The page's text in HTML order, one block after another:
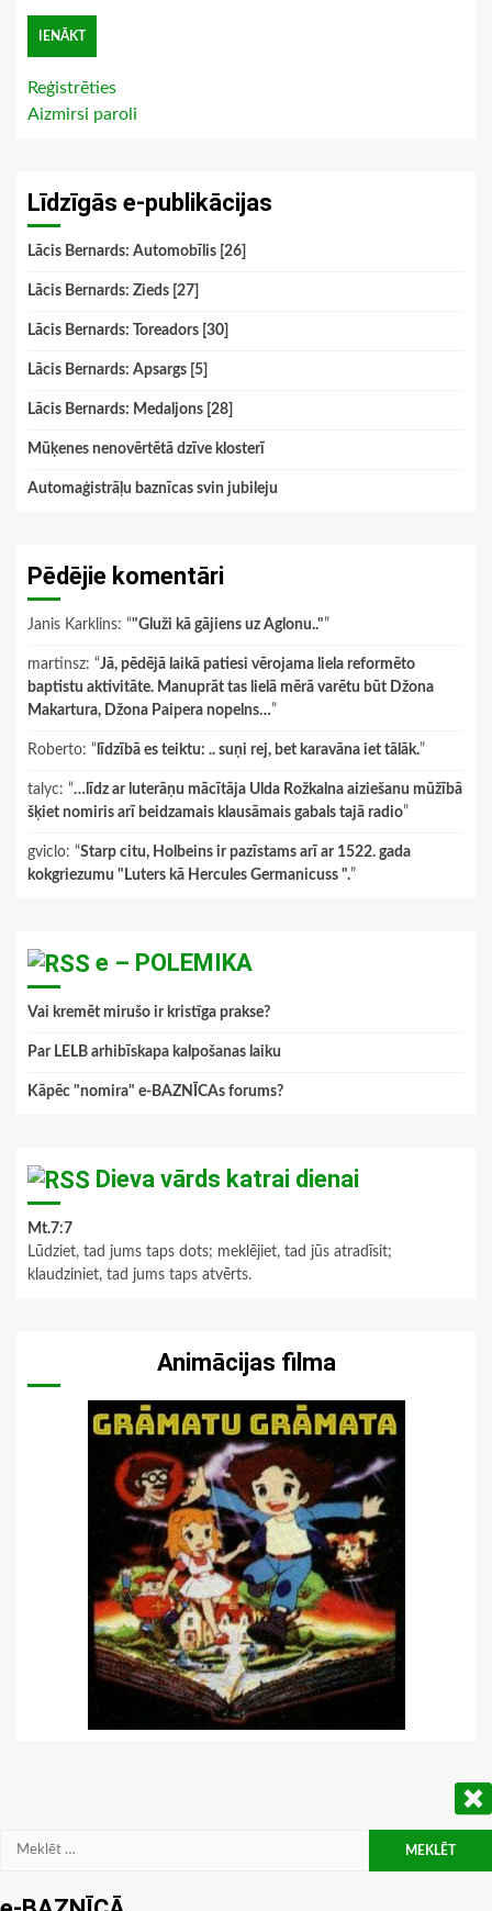
Reģistrēties
Aizmirsi paroli
Līdzīgās e-publikācijas
Lācis Bernards: Automobīlis [26]
Lācis Bernards: Zieds [27]
Lācis Bernards: Toreadors [30]
Lācis Bernards: Apsargs [5]
Lācis Bernards: Medaljons [28]
Mūķenes nenovērtētā dzīve klosterī
Automaģistrāļu baznīcas svin jubileju
Pēdējie komentāri
Janis Karklins: “"Gluži kā gājiens uz Aglonu.."”
martinsz: “Jā, pēdējā laikā patiesi vērojama liela reformēto
baptistu aktivitāte. Manuprāt tas lielā mērā varētu būt Džona
Makartura, Džona Paipera nopelns…”
Roberto: “ līdzībā es teiktu: .. suņi rej, bet karavāna iet tālāk.”
talyc: “…līdz ar luterāņu mācītāja Ulda Rožkalna aiziešanu mūžībā
šķiet nomiris arī beidzamais klausāmais gabals tajā radio”
gviclo: “Starp citu, Holbeins ir pazīstams arī ar 1522. gada
kokgriezumu "Luters kā Hercules Germanicuss ".”
e – POLEMIKA
Vai kremēt mirušo ir kristīga prakse?
Par LELB arhibīskapa kalpošanas laiku
Kāpēc "nomira" e-BAZNĪCAs forums?
Dieva vārds katrai dienai
Mt.7:7
Lūdziet, tad jums taps dots; meklējiet, tad jūs atradīsit;
klaudziniet, tad jums taps atvērts.
Animācijas filma
Meklēt: